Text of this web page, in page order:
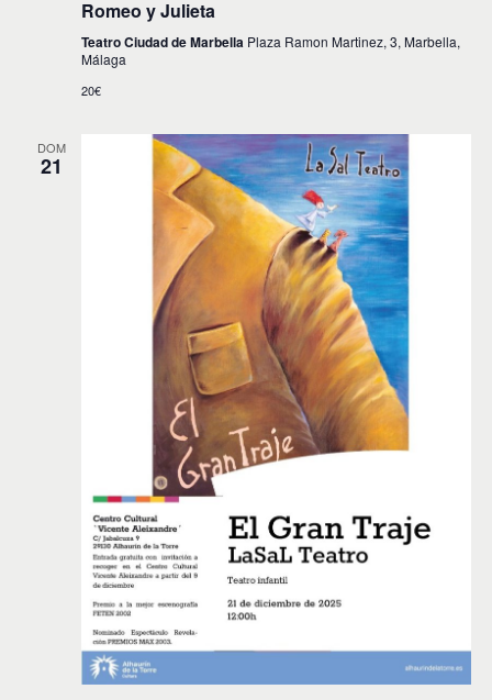
Romeo y Julieta
Teatro Ciudad de Marbella Plaza Ramon Martinez, 3, Marbella,
Málaga
20€
DOM
21